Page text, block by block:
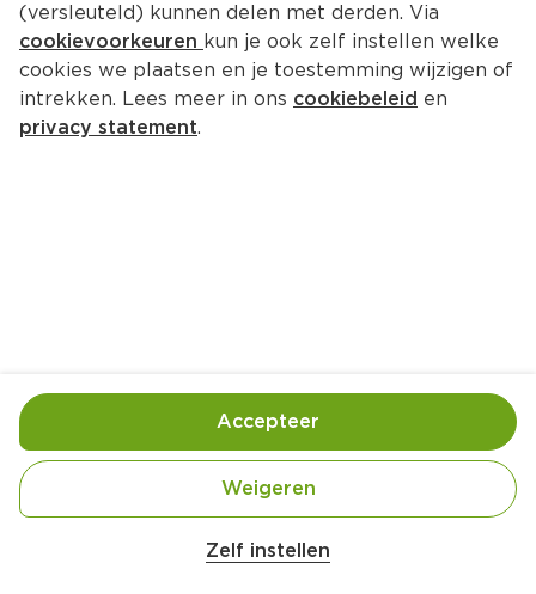
Het Borrelhuys Rookworst
bommetjes
Handige informatie over dit product
Beter Leven 1 Ster
(versleuteld) kunnen delen met derden. Via
cookievoorkeuren kun je ook zelf instellen welke
cookies we plaatsen en je toestemming wijzigen of
intrekken. Lees meer in ons cookiebeleid en
privacy statement.
Zelf instellen
Weigeren
Accepteer